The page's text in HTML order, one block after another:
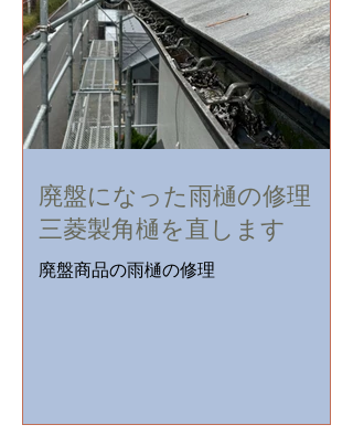
ならではのスピードと低価格で解決し
ます。現地調査・見積り無料。
廃盤になった雨樋の修理
三菱製角樋を直します
廃盤商品の雨樋の修理